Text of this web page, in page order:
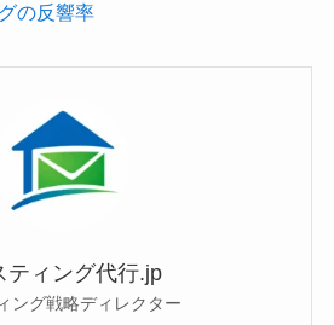
の反響率
ティング代行.jp
ング戦略ディレクター